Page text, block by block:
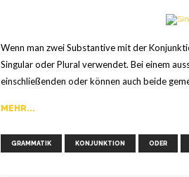
Wenn man zwei Substantive mit der
Singular oder Plural verwendet. Bei einem
einschließenden oder können auch beide
MEHR...
GRAMMATIK KONJUNKTION ODER